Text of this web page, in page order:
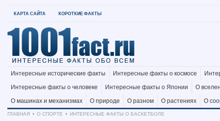
КАРТА САЙТА КОРОТКИЕ ФАКТЫ
Интересные исторические факты Интересные факты о космосе
Интересные факты о человеке
Интересные факты о Японии
О
О машинах и механизмах
О природе О разном О растениях
О
ГЛАВНАЯ
О СПОРТЕ ИНТЕРЕСНЫЕ ФАКТЫ О БАСКЕТБОЛЕ